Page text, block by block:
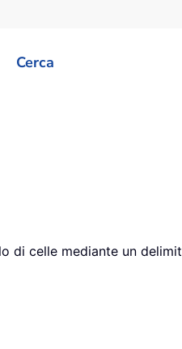
Cerca
di celle mediante un